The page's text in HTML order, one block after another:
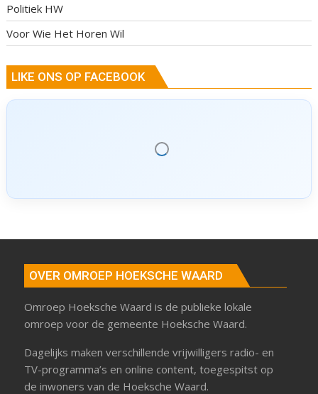
Politiek HW
Voor Wie Het Horen Wil
LIKE ONS OP FACEBOOK
OVER OMROEP HOEKSCHE WAARD
Omroep Hoeksche Waard is de publieke lokale
omroep voor de gemeente Hoeksche Waard.
Dagelijks maken verschillende vrijwilligers radio- en
TV-programma’s en online content, toegespitst op
de inwoners van de Hoeksche Waard.